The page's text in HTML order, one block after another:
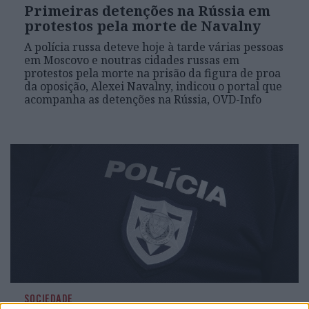
Primeiras detenções na Rússia em
protestos pela morte de Navalny
A polícia russa deteve hoje à tarde várias pessoas
em Moscovo e noutras cidades russas em
protestos pela morte na prisão da figura de proa
da oposição, Alexei Navalny, indicou o portal que
acompanha as detenções na Rússia, OVD-Info
SOCIEDADE